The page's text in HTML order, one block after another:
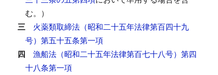
む。）
三 火薬類取締法（昭和二十五年法律第百四十九
号）第五十五条第一項
四 漁船法（昭和二十五年法律第百七十八号）第四
十八条第一項